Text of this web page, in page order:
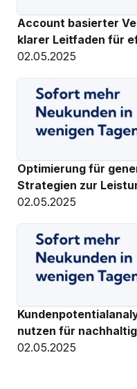
Account basierter
klarer Leitfaden für
02.05.2025
Optimierung für
Strategien zur
02.05.2025
nutzen für
02.05.2025